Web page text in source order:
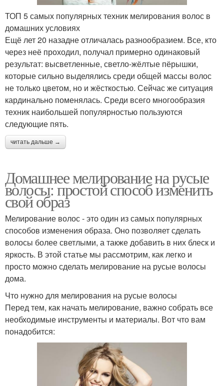
ТОП 5 самых популярных техник мелирования волос в
домашних условиях
Ещё лет 20 назадне отличалась разнообразием. Все, кто
через неё проходил, получал примерно одинаковый
результат: высветленные, светло-жёлтые пёрышки,
которые сильно выделялись среди общей массы волос
не только цветом, но и жёсткостью. Сейчас же ситуация
кардинально поменялась. Среди всего многообразия
техник наибольшей популярностью пользуются
следующие пять.
читать дальше →
Домашнее мелирование на русые
волосы: простой способ изменить
свой образ
Мелирование волос - это один из самых популярных
способов изменения образа. Оно позволяет сделать
волосы более светлыми, а также добавить в них блеск и
яркость. В этой статье мы рассмотрим, как легко и
просто можно сделать мелирование на русые волосы
дома.
Что нужно для мелирования на русые волосы
Перед тем, как начать мелирование, важно собрать все
необходимые инструменты и материалы. Вот что вам
понадобится: